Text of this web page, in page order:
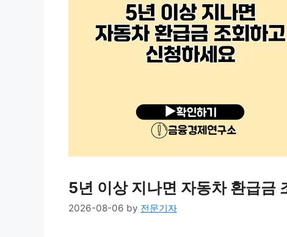
5년 이상 지나면 자동차 환급금
2026-08-06 by 전문기자